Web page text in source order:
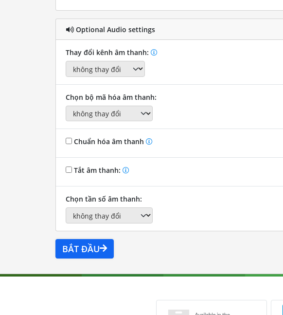
Optional Audio settings
Thay đổi kênh âm thanh:
Chọn bộ mã hóa âm thanh:
Chuẩn hóa âm thanh
Tắt âm thanh:
Chọn tần số âm thanh:
BẮT ĐẦU